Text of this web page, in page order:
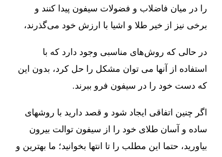
را در میان فاضلاب و فضولات سیفون پیدا کنند و
برخی نیز از خیر طلا و اشیا با ارزش خود می‌گذرند،
در حالی که روش‌های مناسبی وجود دارد که با
استفاده از آنها می توان مشکل را حل کرد، بدون این
که دست خود را در سیفون فرو ببرند.
اگر چنین اتفاقی ایجاد شود و قصد دارید با روشهای
ساده و آسان طلای خود را از سیفون توالت بیرون
بیاورید، حتما این مطلب را تا انتها بخوانید؛ ما بهترین و